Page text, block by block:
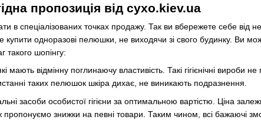
пропозиція від cyxo.kiev.ua
в спеціалізованих точках продажу. Так ви вбережете себе від
купити одноразові пелюшки, не виходячи зі свого будинку. Ви
такого шопінгу:
відмінну поглинаючу властивість. Такі гігієнічні вироби
таких пелюшок шкіра дихає, не виникають подразнення.
засоби особистої гігієни за оптимальною вартістю. Ціна
пропонуємо знижки на певні товари. Таким чином, всі бажаючі